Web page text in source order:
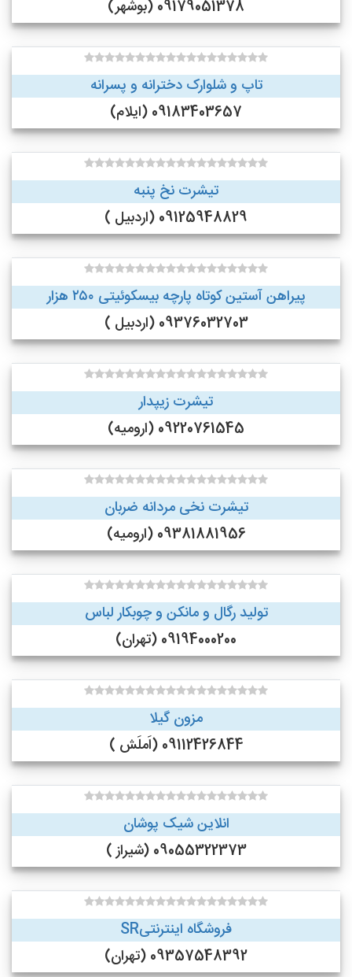
09179051378 (بوشهر)
تاپ و شلوارک دخترانه و پسرانه
09183403657 (ایلام)
تیشرت نخ پنبه
09125948829 (اردبیل )
پیراهن آستین کوتاه پارچه بیسکوئیتی ۲۵۰ هزار
09376032703 (اردبیل )
تیشرت زیپدار
09220761545 (ارومیه)
تیشرت نخی مردانه ضربان
09381881956 (ارومیه)
تولید رگال و مانکن و چوبکار لباس
09194000200 (تهران)
مزون گیلا
09112426844 (اَملَش )
انلاین شیک پوشان
09055322373 (شیراز )
فروشگاه اینترنتیSR
09357548392 (تهران)